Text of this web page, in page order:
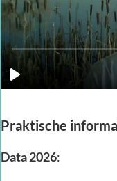
Praktische
Data2026: